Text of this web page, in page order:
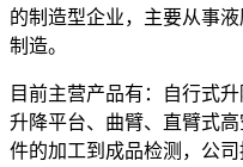
的制造型企业，主要从事
制造。
目前主营产品有：自行式
升降平台、曲臂、直臂式
件的加工到成品检测，公